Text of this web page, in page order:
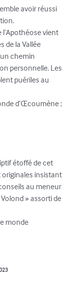
avoir réussi
l’Apothéose vient
de la Vallée
chemin
personnelle. Les
puériles au
d’Œcoumène ;
étoffé de cet
originales insistant
au meneur
» assorti de
monde